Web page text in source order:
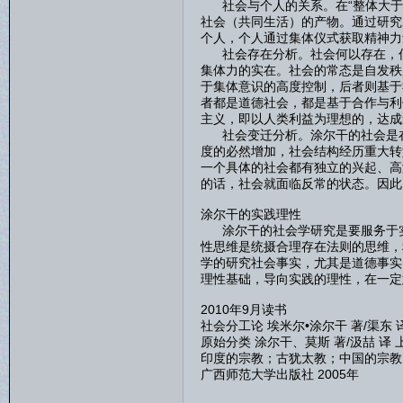
社会与个人的关系。在“整体大于
社会（共同生活）的产物。通过研
个人，个人通过集体仪式获取精神
社会存在分析。社会何以存在，
集体力的实在。社会的常态是自发
于集体意识的高度控制，后者则基
者都是道德社会，都是基于合作与
主义，即以人类利益为理想的，达
社会变迁分析。涂尔干的社会是
度的必然增加，社会结构经历重大
一个具体的社会都有独立的兴起、
的话，社会就面临反常的状态。因
涂尔干的实践理性
涂尔干的社会学研究是要服务于
性思维是统摄合理存在法则的思维
学的研究社会事实，尤其是道德事
理性基础，导向实践的理性，在一
2010年9月读书
社会分工论 埃米尔•涂尔干 著/渠东
原始分类 涂尔干、莫斯 著/汲喆 译
印度的宗教；古犹太教；中国的宗
广西师范大学出版社 2005年